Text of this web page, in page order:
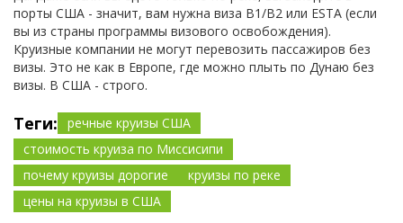
порты США - значит, вам нужна виза B1/B2 или ESTA (если
вы из страны программы визового освобождения).
Круизные компании не могут перевозить пассажиров без
визы. Это не как в Европе, где можно плыть по Дунаю без
визы. В США - строго.
Теги:
речные круизы США
стоимость круиза по Миссисипи
почему круизы дорогие
круизы по реке
цены на круизы в США